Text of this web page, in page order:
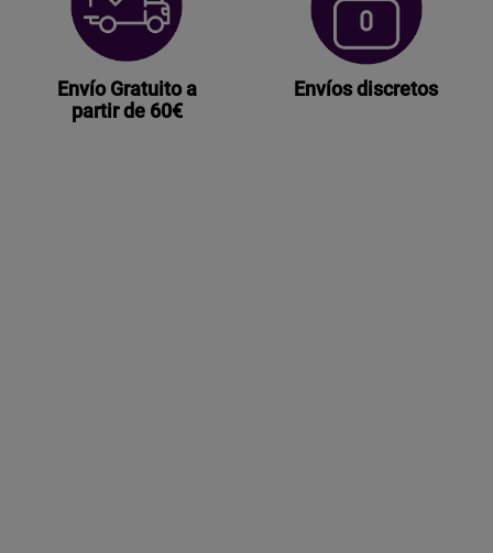
Envío Gratuito a
partir de 60€
Envíos discretos